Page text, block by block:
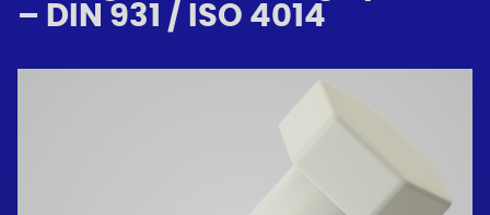
– DIN 931 / ISO 4014